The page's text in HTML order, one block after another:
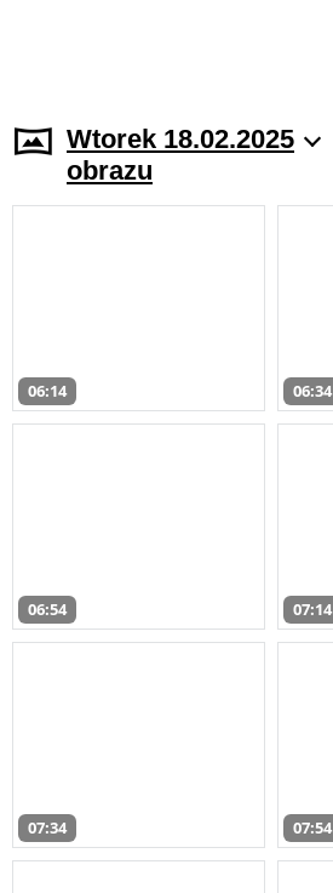
Wtorek 18.02.2025
obrazu
06:14 06:34
06:54 07:14
07:34 07:54